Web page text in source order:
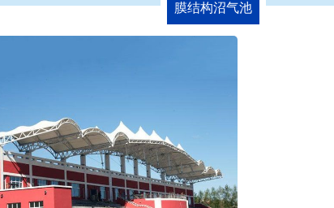
膜结构沼气池